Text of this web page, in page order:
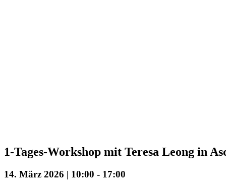
1-Tages-Workshop mit Teresa Leong in
14. März 2026 | 10:00 - 17:00